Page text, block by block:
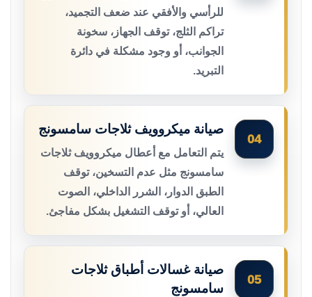
للرأسي والأفقي عند ضعف التجميد،
تراكم الثلج، توقف الجهاز، سخونة
الجوانب، أو وجود مشكلة في دائرة
التبريد.
04
صيانة ميكروويف ثلاجات سامسونج
يتم التعامل مع أعطال ميكروويف ثلاجات
سامسونج مثل عدم التسخين، توقف
الطبق الدوار، الشرر الداخلي، الصوت
العالي، أو توقف التشغيل بشكل مفاجئ.
05
صيانة غسالات أطباق ثلاجات
سامسونج